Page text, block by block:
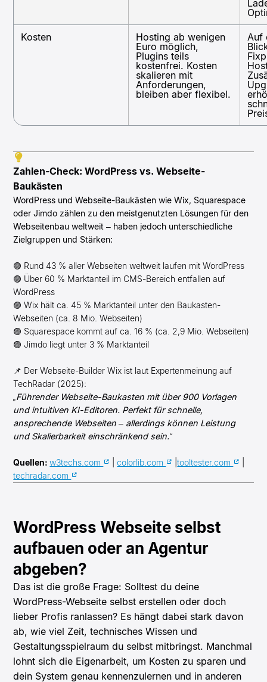
Kosten
Hosting ab wenigen
Euro möglich,
Plugins teils
kostenfrei. Kosten
skalieren mit
Anforderungen,
bleiben aber flexibel.
Auf
Zahlen-Check: WordPress vs. Webseite-
Baukästen
WordPress und Webseite-Baukästen wie Wix, Squarespace
oder Jimdo zählen zu den meistgenutzten Lösungen für den
Webseitenbau weltweit – haben jedoch unterschiedliche
Zielgruppen und Stärken:
🟣 Rund 43 % aller Webseiten weltweit laufen mit WordPress
🟣 Über 60 % Marktanteil im CMS-Bereich entfallen auf
WordPress
🟣 Wix hält ca. 45 % Marktanteil unter den Baukasten-
Webseiten (ca. 8 Mio. Webseiten)
🟣 Squarespace kommt auf ca. 16 % (ca. 2,9 Mio. Webseiten)
🟣 Jimdo liegt unter 3 % Marktanteil
📌 Der Webseite-Builder Wix ist laut Expertenmeinung auf
TechRadar (2025):
„Führender Webseite-Baukasten mit über 900 Vorlagen
und intuitiven KI-Editoren. Perfekt für schnelle,
ansprechende Webseiten – allerdings können Leistung
und Skalierbarkeit einschränkend sein.“
Quellen:w3techs.com |colorlib.com |tooltester.com
techradar.com
WordPress Webseite selbst
aufbauen oder an Agentur
abgeben?
Das ist die große Frage: Solltest du deine
WordPress-Webseite selbst erstellen oder doch
lieber Profis ranlassen? Es hängt dabei stark davon
ab, wie viel Zeit, technisches Wissen und
Gestaltungsspielraum du selbst mitbringst. Manchmal
lohnt sich die Eigenarbeit, um Kosten zu sparen und
dein System genau kennenzulernen und in anderen